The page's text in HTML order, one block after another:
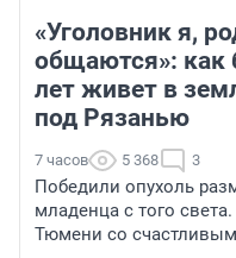
«Уголовник я,
общаются»: как
лет живет в
под Рязанью
7 часов 5 368 3
Победили опухоль
младенца с того
Тюмени со